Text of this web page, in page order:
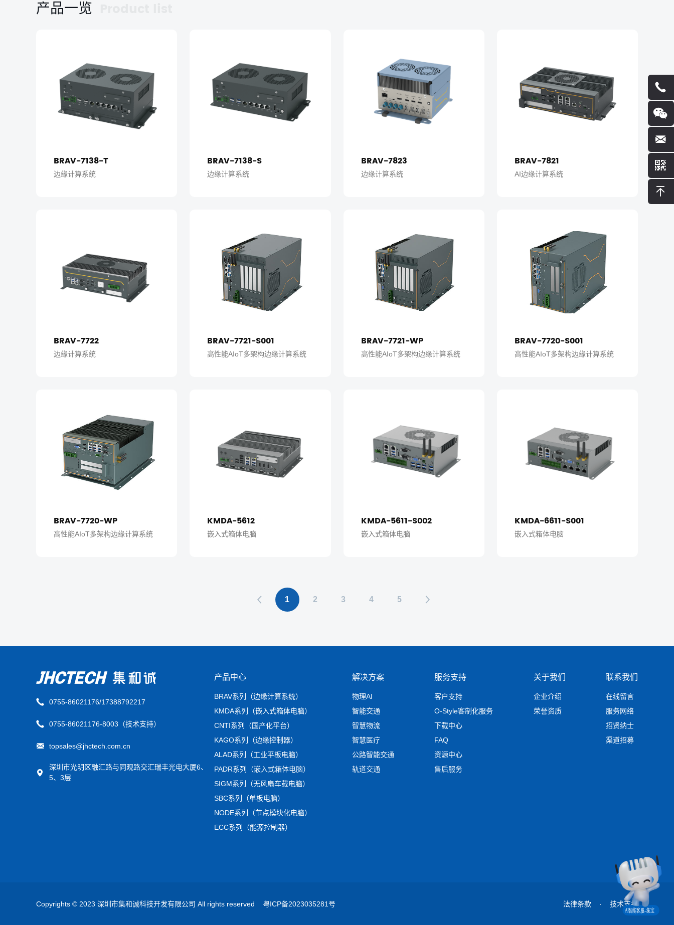
产品一览
BRAV-7138-T
边缘计算系统
BRAV-7138-S
边缘计算系统
BRAV-7823
边缘计算系统
BRAV-7821
AI边缘计算系统
BRAV-7722
边缘计算系统
BRAV-7721-S001
高性能AIoT多架构边缘计算系统
BRAV-7721-WP
高性能AIoT多架构边缘计算系统
BRAV-7720-S001
高性能AIoT多架构边缘计算系统
BRAV-7720-WP
高性能AIoT多架构边缘计算系统
KMDA-5612
嵌入式箱体电脑
KMDA-5611-S002
嵌入式箱体电脑
KMDA-6611-S001
嵌入式箱体电脑
1 2 3 4 5
0755-86021176/17388792217
0755-86021176-8003（技术支持）
topsales@jhctech.com.cn
深圳市光明区融汇路与同观路交汇瑞丰光电大厦6、
5、3层
产品中心
BRAV系列（边缘计算系统）
KMDA系列（嵌入式箱体电脑）
CNTI系列（国产化平台）
KAGO系列（边缘控制器）
ALAD系列（工业平板电脑）
PADR系列（嵌入式箱体电脑）
SIGM系列（无风扇车载电脑）
SBC系列（单板电脑）
NODE系列（节点模块化电脑）
ECC系列（能源控制器）
解决方案
物理AI
智能交通
智慧物流
智慧医疗
公路智能交通
轨道交通
服务支持
客户支持
O-Style客制化服务
下载中心
FAQ
资源中心
售后服务
关于我们
企业介绍
荣誉资质
联系我们
在线留言
服务网络
招贤纳士
渠道招募
Copyrights © 2023 深圳市集和诚科技开发有限公司 All rights reserved 粤ICP备2023035281号 法律条款 · 技术支持